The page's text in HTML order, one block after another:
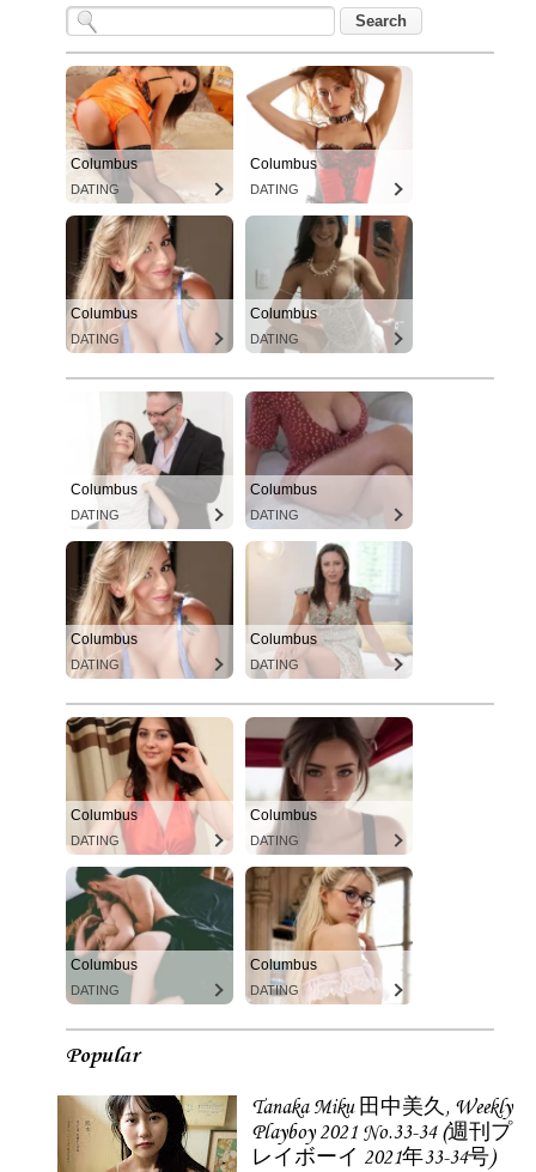
Columbus
DATING
Columbus
DATING
Columbus
DATING
Columbus
DATING
Columbus
DATING
Columbus
DATING
Columbus
DATING
Columbus
DATING
Columbus
DATING
Columbus
DATING
Columbus
DATING
Columbus
DATING
Popular
Tanaka Miku 田中美久, Weekly
Playboy 2021 No.33-34 (週刊プ
レイボーイ 2021年33-34号)